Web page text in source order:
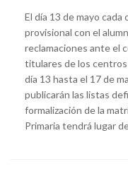
El día 13 de mayo
provisional con el
reclamaciones ante el
titulares de los
día 13 hasta el 17 de
publicarán las listas
formalización de la
Primaria tendrá lugar